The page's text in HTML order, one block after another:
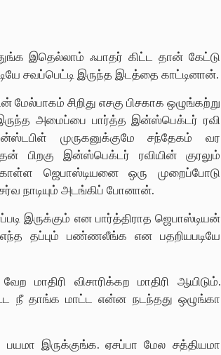
இதெல்லாம் ஃபாதர் கிட்ட தான் கேட்டு
சவப்பெட்டி இருந்த இடத்தை காட்டினான்.
சிறிது எசகு பிசகாக ஒழுங்கற்று
அமைப்பை பார்த்த இன்ஸ்பெக்டர் ரவி
முருகனுக்குமே சந்தேகம் வர
இன்ஸ்பெக்டர் ரவியின் குரலும்
ஜெபாஸ்டியனை ஒரு முறைப்போடு
நாடியும் அடங்கிப் போனான்.
இருக்கும் என பார்த்திராத ஜெபாஸ்டியன்
தப்பும் பண்ணலீங்க என பதறியபடியே
மாதிரி விசாரிக்கற மாதிரி ஆயிடும்.
தாங்க மாட்ட என்ன நடந்தது ஒழுங்கா
இருக்குங்க. ஏசப்பா மேல சத்தியமா